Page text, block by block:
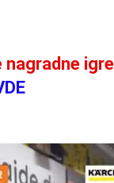
nagradne igre